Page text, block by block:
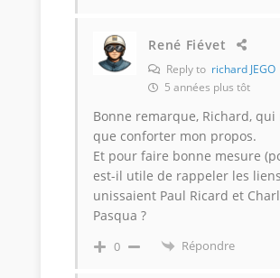
René Fiévet
Reply to richard JEGO
5 années plus tôt
Bonne remarque, Richard,
que conforter mon propos.
Et pour faire bonne mesure
est-il utile de rappeler les
unissaient Paul Ricard et
Pasqua ?
0 Répondre